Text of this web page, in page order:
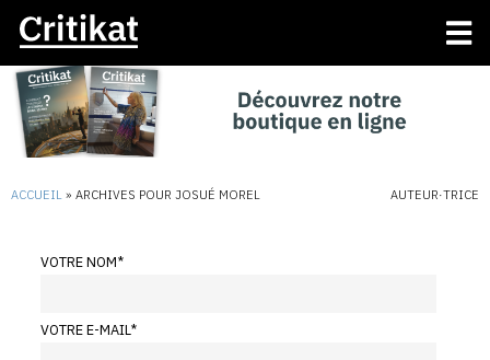
ACCUEIL » ARCHIVES POUR JOSUÉ MOREL AUTEUR·TRICE
VOTRE NOM*
VOTRE E-MAIL*